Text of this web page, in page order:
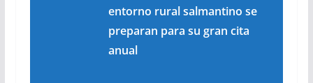
entorno rural salmantino se
preparan para su gran cita
anual